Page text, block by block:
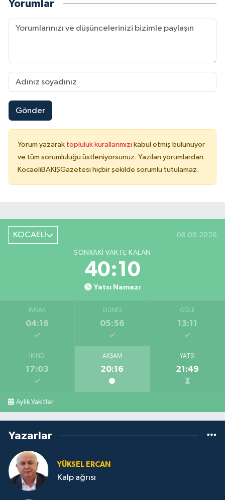
Yorumlar
Gönder
Yorum yazarak topluluk kurallarımızı kabul etmiş bulunuyor
ve tüm sorumluluğu üstleniyorsunuz. Yazılan yorumlardan
KocaeliBAKIŞGazetesi hiçbir şekilde sorumlu tutulamaz.
KOCAELİ 08.08.2026
SONRAKI VAKTE KALAN
40:09
Yatsı Namazı
İMSAK
04:16
GÜNEŞ
05:56
ÖĞLE
13:11
İKINDI
17:03
AKŞAM
20:16
YATSI
21:49
Aylık Vakitler
Yazarlar
YÜKSEL ERCAN
Kalp ağrısı